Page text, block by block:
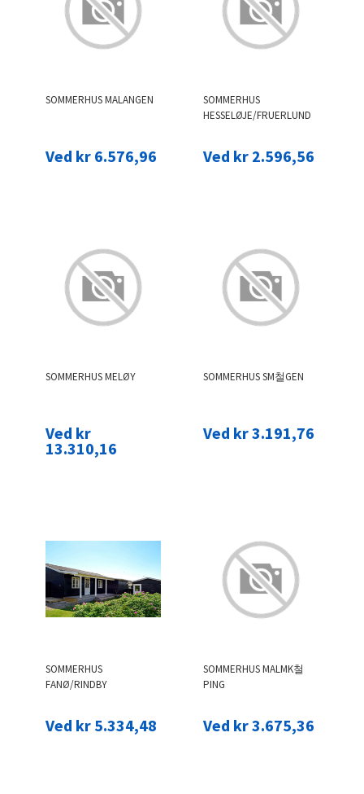
SOMMERHUS MALANGEN
Ved kr 6.576,96
SOMMERHUS
HESSELØJE/FRUERLUND
Ved kr 2.596,56
SOMMERHUS MELØY
Ved kr
13.310,16
SOMMERHUS SM철GEN
Ved kr 3.191,76
SOMMERHUS
FANØ/RINDBY
Ved kr 5.334,48
SOMMERHUS MALMK철
PING
Ved kr 3.675,36